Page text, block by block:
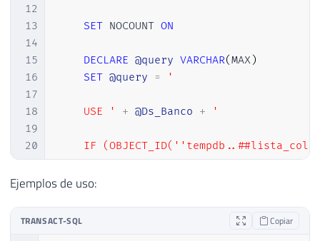
12
13
14
15
16
17
18
19
20
21
22
24
SET NOCOUNT ON
DECLARE @query VARCHAR(MAX)
SET @query = '
    USE '
+ @Ds_Banco + '
IF
    SELECT
        tabelas.TABLE_NAME						AS Tabela,
Ejemplos de uso:
TRANSACT-SQL Copiar